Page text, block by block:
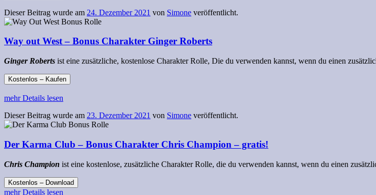
Dieser Beitrag wurde am 24. Dezember 2021 von Simone veröffentlicht.
Way out West – Bonus Charakter Ginger Roberts
Ginger Roberts ist eine zusätzliche, kostenlose Charakter Rolle, Die du verwenden kannst, wenn du einen
Kostenlos – Kaufen
mehr Details lesen
Dieser Beitrag wurde am 23. Dezember 2021 von Simone veröffentlicht.
Der Karma Club – Bonus Charakter Chris Champion – gratis!
Chris Champion ist eine kostenlose, zusätzliche Charakter Rolle, die du verwenden kannst, wenn du einen
Kostenlos – Download
mehr Details lesen